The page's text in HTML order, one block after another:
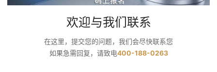
欢迎与我们联系
在这里，提交您的问题，我们会尽快联系您
如果急需回复，请致电400-188-0263